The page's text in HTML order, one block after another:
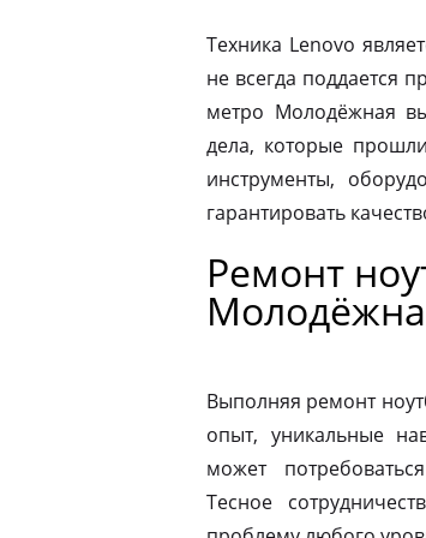
Техника Lenovo
не всегда поддается
метро Молодёжная
дела, которые
инструменты,
гарантировать
Ремонт
Выполняя ремонт
опыт, уникальные
может
Тесное